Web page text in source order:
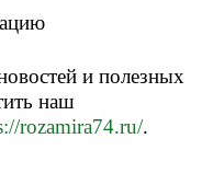
и полезных
наш
rozamira74.ru/.